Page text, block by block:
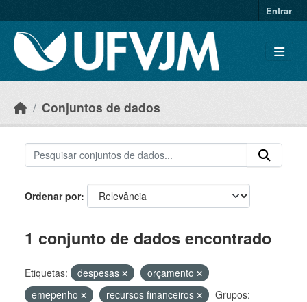
Entrar
Conjuntos de dados
Ordenar por
1 conjunto de dados encontrado
Etiquetas: despesas
orçamento
emepenho
recursos financeiros
Grupos: